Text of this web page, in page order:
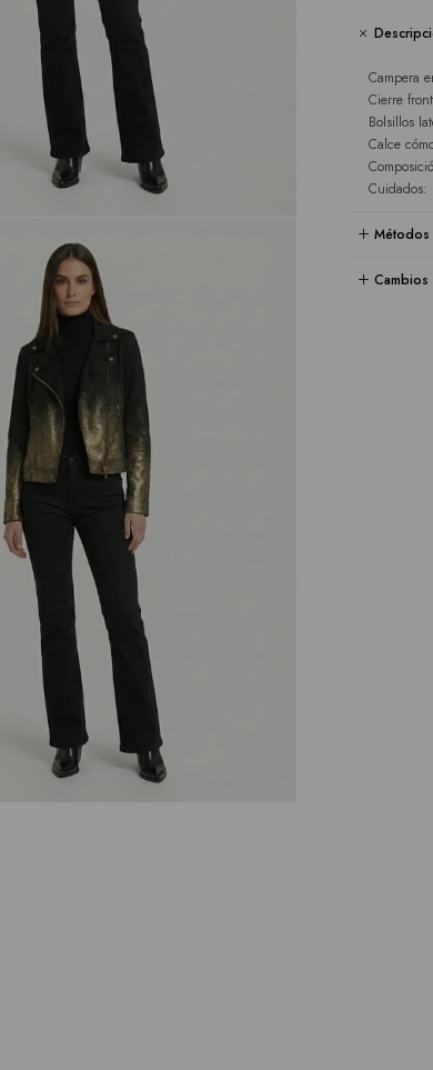
Campera
Cierre
Bolsillos
Calce
Cuidados: